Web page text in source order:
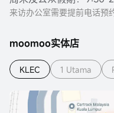
来访办公室需要提前电话预
moomoo实体店
KLEC 1 Utama